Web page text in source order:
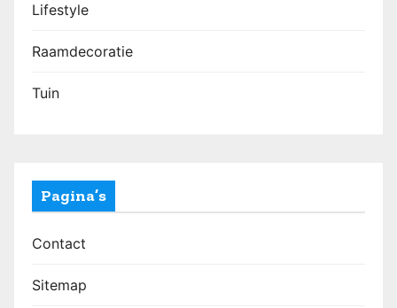
Lifestyle
Raamdecoratie
Tuin
Pagina’s
Contact
Sitemap